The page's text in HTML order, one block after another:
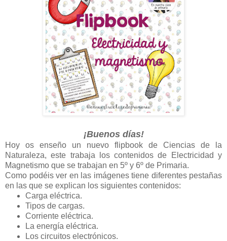
¡Buenos días!
Hoy os enseño un nuevo flipbook de Ciencias de la
Naturaleza, este trabaja los contenidos de Electricidad y
Magnetismo que se trabajan en 5º y 6º de Primaria.
Como podéis ver en las imágenes tiene diferentes pestañas
en las que se explican los siguientes contenidos:
Carga eléctrica.
Tipos de cargas.
Corriente eléctrica.
La energía eléctrica.
Los circuitos electrónicos.